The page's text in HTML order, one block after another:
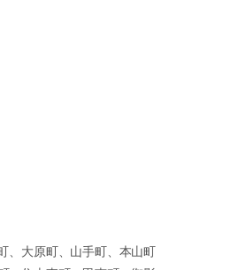
、大原町、山手町、本山町